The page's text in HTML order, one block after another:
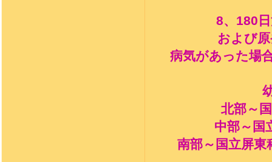
8、 180
および
病気があった場
北部～
中部～国
南部～国立屏東